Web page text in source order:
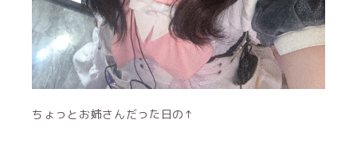
ちょっとお姉さんだった日の↑